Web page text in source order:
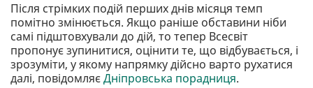
Після стрімких подій перших днів місяця темп
помітно змінюється. Якщо раніше обставини ніби
самі підштовхували до дій, то тепер Всесвіт
пропонує зупинитися, оцінити те, що відбувається, і
зрозуміти, у якому напрямку дійсно варто рухатися
далі, повідомляєДніпровська порадниця.